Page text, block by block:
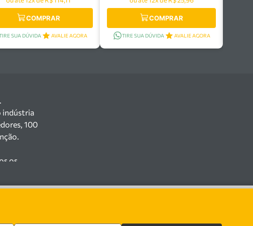
COMPRAR
SUA DÚVIDA AVALIE AGORA
COMPRAR
TIRE SUA DÚVIDA AVALIE AGORA
indústria
100
os